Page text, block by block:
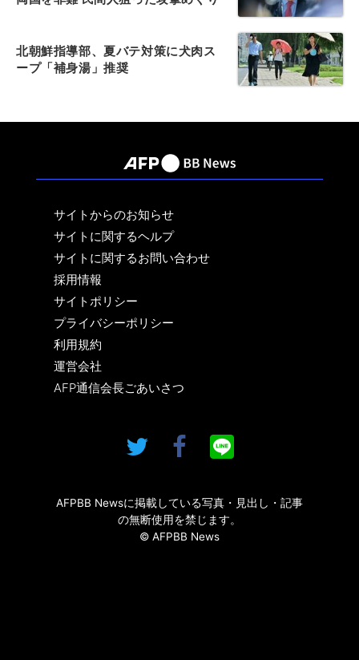
北朝鮮指導部、夏バテ対策に犬肉ス
ープ「補身湯」推奨
サイトからのお知らせ
サイトに関するヘルプ
サイトに関するお問い合わせ
採用情報
サイトポリシー
プライバシーポリシー
利用規約
運営会社
AFP通信会長ごあいさつ
AFPBB Newsに掲載している写真・見出し・記事
の無断使用を禁じます。
© AFPBB News